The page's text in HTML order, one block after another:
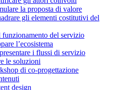
la proposta di valore
gli elementi costitutivi del
del servizio
l’ecosistema
i flussi di servizio
le soluzioni
di co-progettazione
design